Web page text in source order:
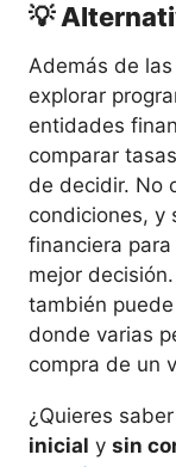
💡
Además de
explorar
entidades
comparar
de decidir. No
condiciones, y
financiera
mejor
también
donde varias
compra de un
¿Quieres
inicial y sin